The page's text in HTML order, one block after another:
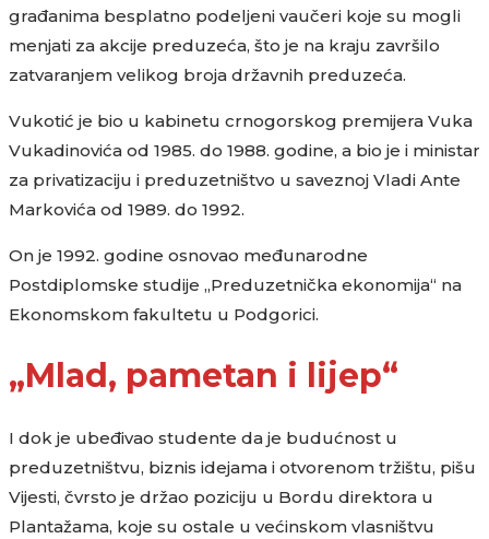
građanima besplatno podeljeni vaučeri koje su mogli
menjati za akcije preduzeća, što je na kraju završilo
zatvaranjem velikog broja državnih preduzeća.
Vukotić je bio u kabinetu crnogorskog premijera Vuka
Vukadinovića od 1985. do 1988. godine, a bio je i ministar
za privatizaciju i preduzetništvo u saveznoj Vladi Ante
Markovića od 1989. do 1992.
On je 1992. godine osnovao međunarodne
Postdiplomske studije „Preduzetnička ekonomija“ na
Ekonomskom fakultetu u Podgorici.
„Mlad, pametan i lijep“
I dok je ubeđivao studente da je budućnost u
preduzetništvu, biznis idejama i otvorenom tržištu, pišu
Vijesti, čvrsto je držao poziciju u Bordu direktora u
Plantažama, koje su ostale u većinskom vlasništvu